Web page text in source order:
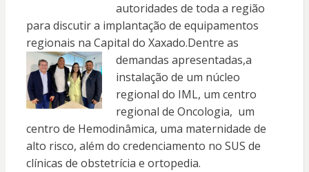
autoridades de toda a região
para discutir a implantação de equipamentos
regionais na Capital do Xaxado.Dentre as
demandas apresentadas,a
instalação de um núcleo
regional do IML, um centro
regional de Oncologia, um
centro de Hemodinâmica, uma maternidade de
alto risco, além do credenciamento no SUS de
clínicas de obstetrícia e ortopedia.